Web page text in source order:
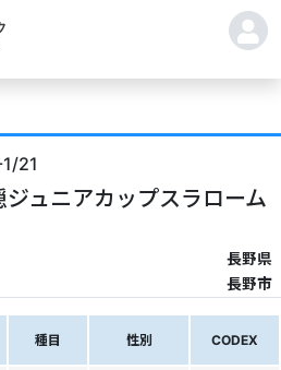
21
ュニアカップスラローム
長野県
長野市
種目 性別 CODEX